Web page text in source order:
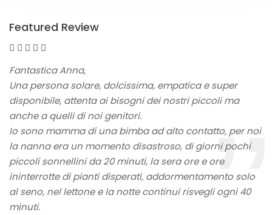
Featured Review
Fantastica Anna,
Una persona solare, dolcissima, empatica e super
disponibile, attenta ai bisogni dei nostri piccoli ma
anche a quelli di noi genitori.
Io sono mamma di una bimba ad alto contatto, per noi
la nanna era un momento disastroso, di giorni pochi
piccoli sonnellini da 20 minuti, la sera ore e ore
ininterrotte di pianti disperati, addormentamento solo
al seno, nel lettone e la notte continui risvegli ogni 40
minuti.